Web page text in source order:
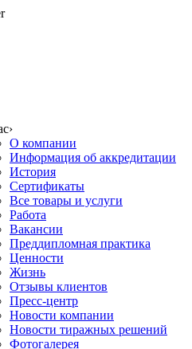
›
О компании
Информация об аккредитации
История
Сертификаты
Все товары и услуги
Работа
Вакансии
Преддипломная практика
Ценности
Жизнь
Отзывы клиентов
Пресс-центр
Новости компании
Новости тиражных решений
Фотогалерея